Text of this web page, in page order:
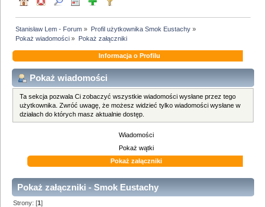
Stanisław Lem - Forum » Profil użytkownika Smok Eustachy»
Pokaż wiadomości » Pokaż załączniki
Informacja o Profilu
Pokaż wiadomości
Ta sekcja pozwala Ci zobaczyć wszystkie wiadomości wysłane przez tego
użytkownika. Zwróć uwagę, że możesz widzieć tylko wiadomości wysłane w
działach do których masz aktualnie dostęp.
Wiadomości
Pokaż wątki
Pokaż załączniki
Pokaż załączniki - Smok Eustachy
Strony: [1]